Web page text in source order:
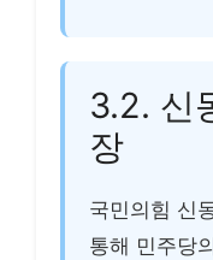
3.2. 신
장
국민의힘 신
통해 민주당